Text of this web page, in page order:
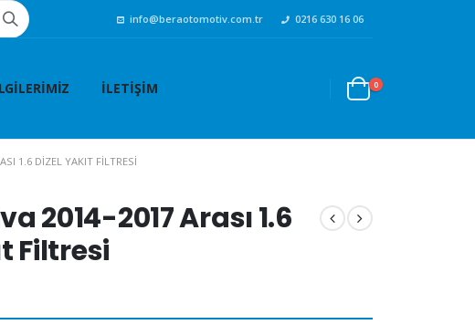
info@beraotomotiv.com.tr 0216 630 16 06
İLETIŞIM 0
1.6 DIZEL YAKIT FILTRESI
2014-2017 Arası 1.6
Filtresi